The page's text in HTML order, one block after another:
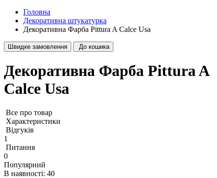
Головна
Декоративна штукатурка
Декоративна Фарба Pittura A Calce Usa
Швидке замовлення До кошика
Декоративна Фарба Pittura A
Calce Usa
Все про товар
Характеристики
Відгуків
1
Питання
0
Популярний
В наявності: 40